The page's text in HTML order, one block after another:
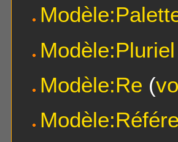
Modèle:Pluriel
Modèle:Re (